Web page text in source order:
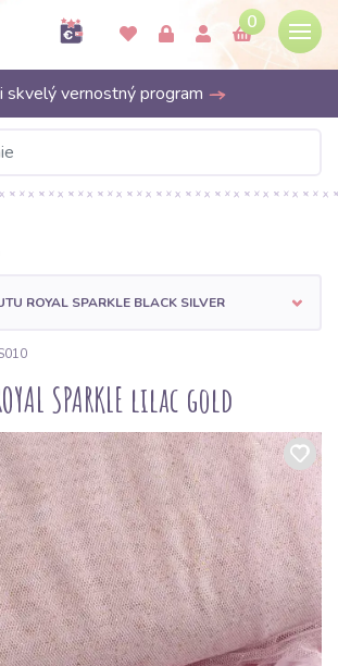
0
skvelý vernostný program
ROYAL SPARKLE BLACK SILVER
SPARKLE lilac gold